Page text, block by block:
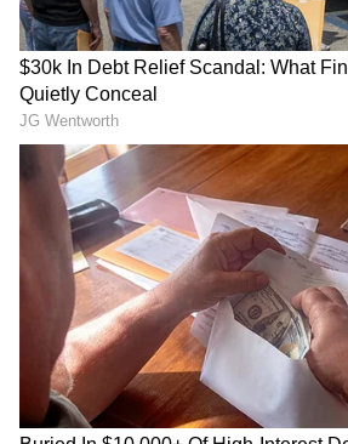
Explained
LATEST VIDEOS
ప్రెస్ మీట్ పెట్టి మరీ జగన్
హోమ్ మంత్రి అనిత | Anitha
Strong Counter to Jagan
Gold Rate Today: మూడో రోజూ
రాకెట్ లా దూసుకెళ్తున్న బంగారం
Asianet News Telugu